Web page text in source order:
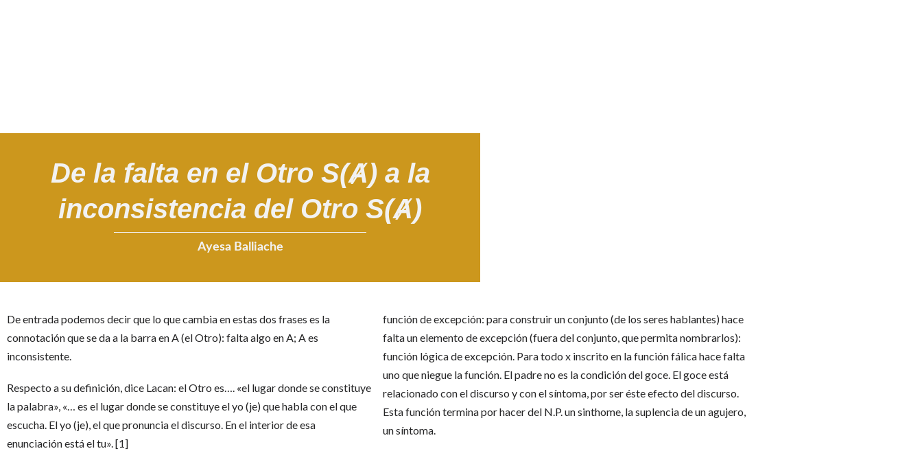
De la falta en el Otro S(Ⱥ) a la
inconsistencia del Otro S(Ⱥ)
Ayesa Balliache
De entrada podemos decir que lo que cambia en estas dos frases es la
connotación que se da a la barra en A (el Otro): falta algo en A; A es
inconsistente.
Respecto a su definición, dice Lacan: el Otro es…. «el lugar donde se constituye
la palabra», «… es el lugar donde se constituye el yo (je) que habla con el que
escucha. El yo (je), el que pronuncia el discurso. En el interior de esa
enunciación está el tu». [1]
función de excepción: para construir un conjunto (de los seres hablantes) hace
falta un elemento de excepción (fuera del conjunto, que permita nombrarlos):
función lógica de excepción. Para todo x inscrito en la función fálica hace falta
uno que niegue la función. El padre no es la condición del goce. El goce está
relacionado con el discurso y con el síntoma, por ser éste efecto del discurso.
Esta función termina por hacer del N.P. un sinthome, la suplencia de un agujero,
un síntoma.